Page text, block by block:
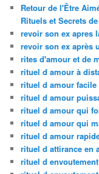
Retour de l'Être
Rituels et Secrets
revoir son ex apres
revoir son ex après
rites d'amour et de
rituel d amour à
rituel d amour facile
rituel d amour
rituel d amour qui
rituel d amour qui
rituel d amour
rituel d attirance en
rituel d